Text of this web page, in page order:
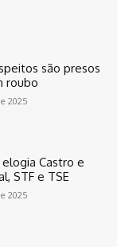
são presos
roubo
2025
Castro e
STF e TSE
2025